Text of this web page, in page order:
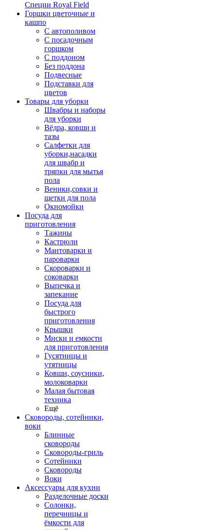
Специи Royal Field
Горшки цветочные и
кашпо
С автополивом
С посадочным
горшком
С поддоном
Без поддона
Подвесные
Подставки для
цветов
Товары для уборки
Швабры и наборы
для уборки
Вёдра, ковши и
тазы
Салфетки для
уборки,насадки
для швабр и
тряпки для мытья
пола
Веники,совки и
щетки для пола
Окномойки
Посуда для
приготовления
Тажины
Кастрюли
Мантоварки и
пароварки
Скороварки и
соковарки
Выпечка и
запекание
Посуда для
быстрого
приготовления
Крышки
Миски и емкости
для приготовления
Гусятницы и
утятницы
Ковши, соусники,
молоковарки
Малая бытовая
техника
Ещё
Сковороды, сотейники,
воки
Блинные
сковороды
Сковороды-гриль
Сотейники
Сковороды
Воки
Аксессуары для кухни
Разделочные доски
Солонки,
перечницы и
ёмкости для